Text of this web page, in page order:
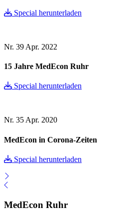
Special herunterladen
Nr. 39 Apr. 2022
15 Jahre MedEcon Ruhr
Special herunterladen
Nr. 35Apr. 2020
MedEcon in Corona-Zeiten
Special herunterladen
MedEcon Ruhr